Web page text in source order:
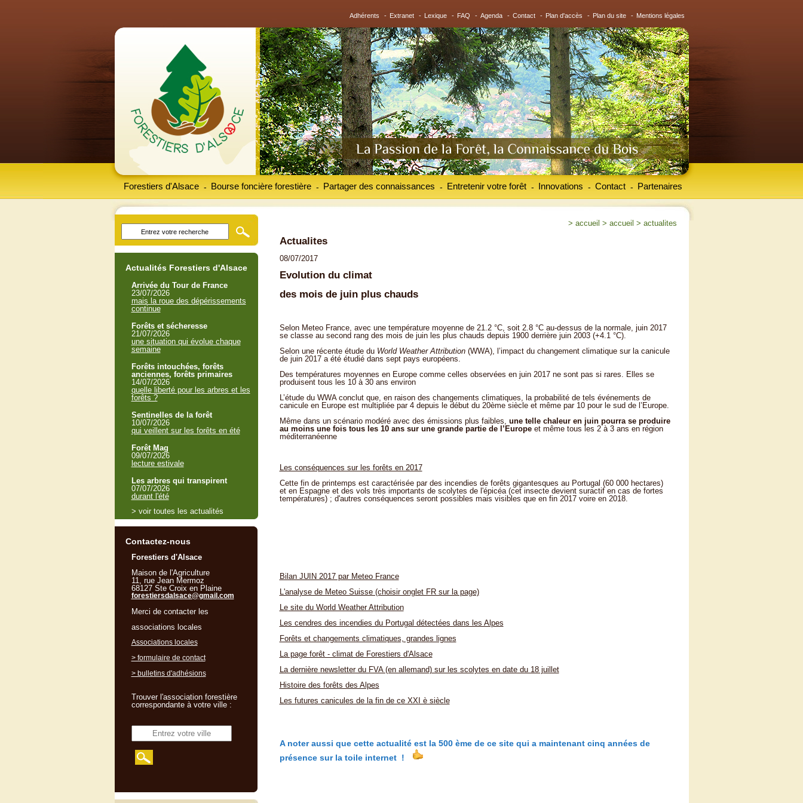
Adhérents - Extranet - Lexique - FAQ - Agenda - Contact - Plan d'accès - Plan du site - Mentions légales
Forestiers d'Alsace Bourse foncière forestière
- Partager des connaissances
- Entretenir votre forêt
- Innovations
- Contact
- Partenaires
-
> accueil > accueil > actualites
Actualites
08/07/2017
Evolution du climat
des mois de juin plus chauds
Selon Meteo France, avec une température moyenne de 21.2 °C, soit 2.8 °C au-dessus de la normale, juin 2017
se classe au second rang des mois de juin les plus chauds depuis 1900 derrière juin 2003 (+4.1 °C).
Selon une récente étude du World Weather Attribution(WWA), l’impact du changement climatique sur la canicule
de juin 2017 a été étudié dans sept pays européens.
Des températures moyennes en Europe comme celles observées en juin 2017 ne sont pas si rares. Elles se
produisent tous les 10 à 30 ans environ
L’étude du WWA conclut que, en raison des changements climatiques, la probabilité de tels événements de
canicule en Europe est multipliée par 4 depuis le début du 20ème siècle et même par 10 pour le sud de l’Europe.
Même dans un scénario modéré avec des émissions plus faibles, une telle chaleur en juin pourra se produire
au moins une fois tous les 10 ans sur une grande partie de l’Europeet même tous les 2 à 3 ans en région
méditerranéenne
Les conséquences sur les forêts en 2017
Cette fin de printemps est caractérisée par des incendies de forêts gigantesques au Portugal (60 000 hectares)
et en Espagne et des vols très importants de scolytes de l'épicéa (cet insecte devient suractif en cas de fortes
températures) ; d'autres conséquences seront possibles mais visibles que en fin 2017 voire en 2018.
Bilan JUIN 2017 par Meteo France
L'analyse de Meteo Suisse (choisir onglet FR sur la page)
Le site du World Weather Attribution
Les cendres des incendies du Portugal détectées dans les Alpes
Forêts et changements climatiques, grandes lignes
La page forêt - climat de Forestiers d'Alsace
La dernière newsletter du FVA (en allemand) sur les scolytes en date du 18 juillet
Histoire des forêts des Alpes
Les futures canicules de la fin de ce XXI è siècle
A noter aussi que cette actualité est la 500 ème de ce site qui a maintenant cinq années de
présence sur la toile internet !
Actualités Forestiers d'Alsace
Arrivée du Tour de France
23/07/2026
mais la roue des dépérissements
continue
Forêts et sécheresse
21/07/2026
une situation qui évolue chaque
semaine
Forêts intouchées, forêts
anciennes, forêts primaires
14/07/2026
quelle liberté pour les arbres et les
forêts ?
Sentinelles de la forêt
10/07/2026
qui veillent sur les forêts en été
Forêt Mag
09/07/2026
lecture estivale
Les arbres qui transpirent
07/07/2026
durant l'été
> voir toutes les actualités
Contactez-nous
Forestiers d'Alsace
Maison de l'Agriculture
11, rue Jean Mermoz
68127 Ste Croix en Plaine
forestiersdalsace@gmail.com
Merci de contacter les
associations locales
Associations locales
> formulaire de contact
> bulletins d'adhésions
Trouver l'association forestière
correspondante à votre ville :